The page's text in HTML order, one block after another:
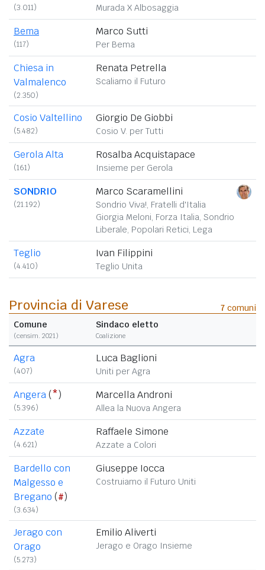
(3.011) Murada X Albosaggia
Bema
(117)
Marco Sutti
Per Bema
Chiesa in
Valmalenco
(2.350)
Renata Petrella
Scaliamo il Futuro
Cosio Valtellino
(5.482)
Giorgio De Giobbi
Cosio V. per Tutti
Gerola Alta
(161)
Rosalba Acquistapace
Insieme per Gerola
SONDRIO
(21.192)
Marco Scaramellini
Sondrio Viva!, Fratelli d'Italia
Giorgia Meloni, Forza Italia, Sondrio
Liberale, Popolari Retici, Lega
Teglio
(4.410)
Ivan Filippini
Teglio Unita
Provincia di Varese 7 comuni
Comune
(censim. 2021)
Sindaco eletto
Coalizione
Agra
(407)
Luca Baglioni
Uniti per Agra
Angera(*)
(5.396)
Marcella Androni
Allea la Nuova Angera
Azzate
(4.621)
Raffaele Simone
Azzate a Colori
Bardello con
Malgesso e
Bregano (#)
(3.634)
Giuseppe Iocca
Costruiamo il Futuro Uniti
Jerago con
Orago
(5.273)
Emilio Aliverti
Jerago e Orago Insieme